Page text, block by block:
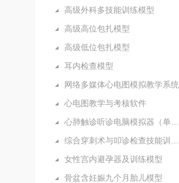
高级外科多技能训练模型
高级高位包扎模型
高级低位包扎模型
耳内检查模型
网络多媒体心电图模拟教学系统
心电图教学与考核软件
女性宫内避孕器及训练模型
骨盆含妊娠九个月胎儿模型